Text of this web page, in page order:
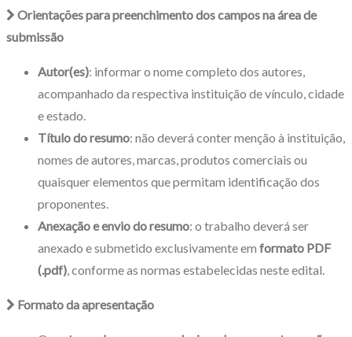
Orientações para preenchimento dos campos na área de
submissão
Autor(es): informar o nome completo dos autores,
acompanhado da respectiva instituição de vínculo, cidade
e estado.
Título do resumo: não deverá conter menção à instituição,
nomes de autores, marcas, produtos comerciais ou
quaisquer elementos que permitam identificação dos
proponentes.
Anexação e envio do resumo: o trabalho deverá ser
anexado e submetido exclusivamente em formato PDF
(.pdf), conforme as normas estabelecidas neste edital.
Formato da apresentação